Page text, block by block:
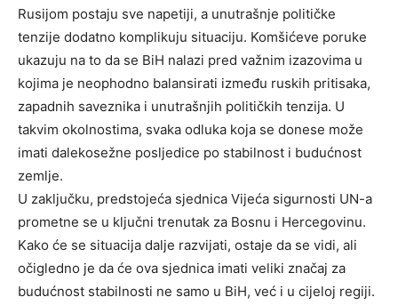
Rusijom postaju sve napetiji, a unutrašnje političke
tenzije dodatno komplikuju situaciju. Komšićeve poruke
ukazuju na to da se BiH nalazi pred važnim izazovima u
kojima je neophodno balansirati između ruskih pritisaka,
zapadnih saveznika i unutrašnjih političkih tenzija. U
takvim okolnostima, svaka odluka koja se donese može
imati dalekosežne posljedice po stabilnost i budućnost
zemlje.
U zaključku, predstojeća sjednica Vijeća sigurnosti UN-a
prometne se u ključni trenutak za Bosnu i Hercegovinu.
Kako će se situacija dalje razvijati, ostaje da se vidi, ali
očigledno je da će ova sjednica imati veliki značaj za
budućnost stabilnosti ne samo u BiH, već i u cijeloj regiji.